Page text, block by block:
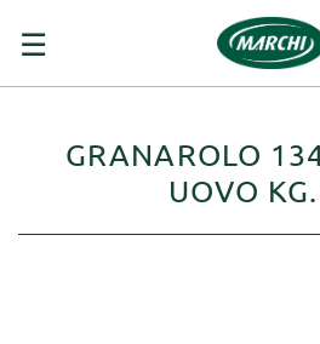
navigazione
☰
GRANAROLO
UOVO